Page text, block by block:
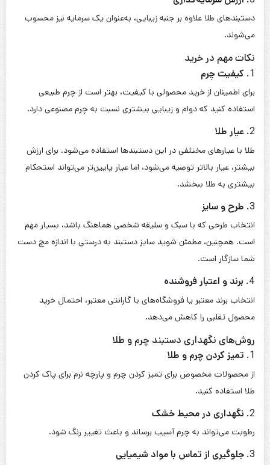
دستبندهای طلا علاوه بر جنبه زیبایی، به‌عنوان یک سرمایه نیز محسوب
می‌شوند.
نکات مهم در خرید
1. کیفیت چرم
برای اطمینان از خرید محصولی با کیفیت، بهتر است از چرم طبیعی
استفاده کنید که دوام و زیبایی بیشتری نسبت به چرم مصنوعی دارد.
2. عیار طلا
طلا با عیارهای مختلفی در این دستبندها استفاده می‌شود. برای ارزش
بیشتر، عیار بالاتر توصیه می‌شود، اما عیار پایین‌تر می‌تواند استحکام
بیشتری به طلا ببخشد.
3. طرح و سایز
انتخاب طرحی که با سبک و سلیقه شخصی هماهنگ باشد، بسیار مهم
است. همچنین، مطمئن شوید سایز دستبند به درستی با اندازه مچ دست
شما سازگار است.
4. برند و اعتبار فروشنده
انتخاب برند معتبر یا فروشگاه‌های با گارانتی معتبر، احتمال خرید
محصول تقلبی را کاهش می‌دهد.
روش‌های نگهداری دستبند چرم و طلا
1. تمیز کردن چرم و طلا
از محصولات مخصوص برای تمیز کردن چرم و پارچه نرم برای پاک کردن
طلا استفاده کنید.
2. نگهداری در محیط خشک
رطوبت می‌تواند به چرم آسیب برساند و باعث تغییر رنگ شود.
3. جلوگیری از تماس با مواد شیمیایی